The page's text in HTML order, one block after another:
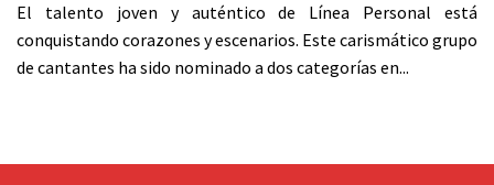
El talento joven y auténtico de Línea Personal está
conquistando corazones y escenarios. Este carismático grupo
de cantantes ha sido nominado a dos categorías en...